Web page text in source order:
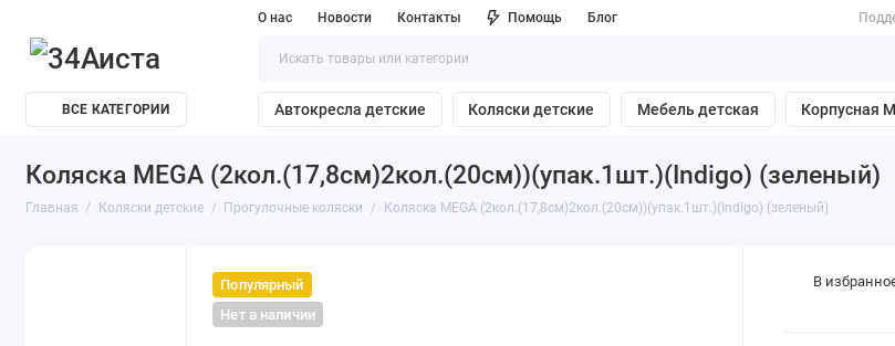
О нас Новости Контакты Помощь Блог
ВСЕ КАТЕГОРИИ Автокресла детские Коляски детские Мебель детская Корпусная
Коляска MEGA (2кол.(17,8см)2кол.(20см))(упак.1шт.)(Indigo) (зеленый)
Главная Коляски детские Прогулочные коляски Коляска MEGA (2кол.(17,8см)2кол.(20см))(упак.1шт.)(Indigo) (зеленый)
Популярный
Нет в наличии
В